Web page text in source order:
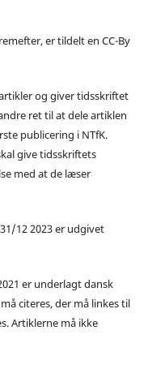
er tildelt en CC-By
og giver tidsskriftet
ret til at dele artiklen
publicering i NTfK.
give tidsskriftets
med at de læser
12 2023 er udgivet
er underlagt dansk
citeres, der må linkes til
Artiklerne må ikke